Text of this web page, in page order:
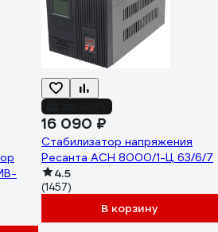
16 090 ₽
Стабилизатор напряжения
Ресанта АСН 8000/1-Ц 63/6/7
4.5
(1457)
В корзину